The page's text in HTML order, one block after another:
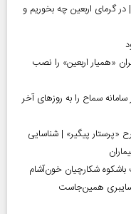
توصیه‌های تغذیه‌ای برای زائران اربعین ۱۴۰۵ | در گرمای اربعین چه بخوریم و
«همیار اربعین» را نصب
| ثبت‌نام در سامانه سماح را به روز‌های آخر
«پرستار پیگیر» | شناسایی
سایبری همین‌جاست